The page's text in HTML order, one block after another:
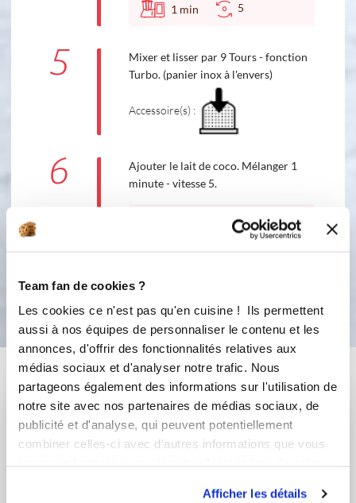
Team fan de cookies ?
Les cookies ce n'est pas qu'en cuisine ! Ils permettent
aussi à nos équipes de personnaliser le contenu et les
annonces, d'offrir des fonctionnalités relatives aux
médias sociaux et d'analyser notre trafic. Nous
partageons également des informations sur l'utilisation de
notre site avec nos partenaires de médias sociaux, de
publicité et d'analyse, qui peuvent potentiellement
combiner celles-ci avec d'autres informations que vous
Afficher les détails
1 min 5
5
Mixer et lisser par 9 Tours - fonction
Turbo. (panier inox à l'envers)
Accessoire(s) :
6
Ajouter le lait de coco. Mélanger 1
minute - vitesse 5.
5
Bon appétit !
Vous aimerez aussi ...